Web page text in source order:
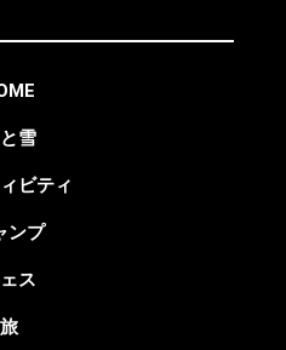
雪
ビティ
ンプ
ス
旅